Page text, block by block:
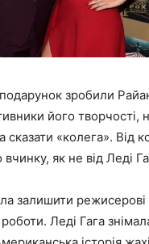
зробили
його творчості,
сказати «колега». Від
вчинку, як не від Леді
залишити
роботи. Леді Гага